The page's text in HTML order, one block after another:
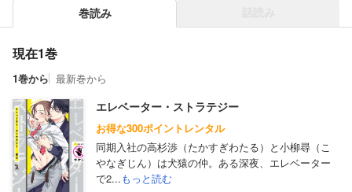
巻読み
現在1巻
1巻から 最新巻から
エレベーター・ストラテジー
お得な300ポイントレンタル
同期入社の高杉渉（たかすぎわたる）と小柳尋（こ
やなぎじん）は犬猿の仲。ある深夜、エレベーター
で2...もっと読む